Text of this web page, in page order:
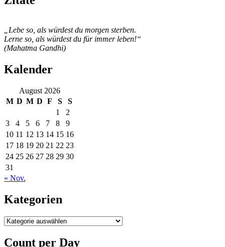
„Lebe so, als würdest du morgen sterben.
Lerne so, als würdest du für immer leben!“
(Mahatma Gandhi)
Kalender
August 2026
M D M D F S
S
1
2
3
4 5 6 7 8
9
10 11 12 13 14 15 16
17 18 19 20 21 22 23
24 25 26 27 28 29 30
31
« Nov.
Kategorien
Kategorien
Count per Day